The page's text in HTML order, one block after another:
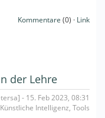
Kommentare (0) · Link
der Lehre
- 15. Feb 2023, 08:31
Intelligenz, Tools